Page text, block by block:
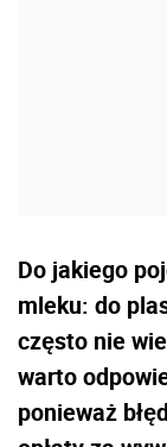
Do jakiego
mleku: do
często nie
warto
ponieważ